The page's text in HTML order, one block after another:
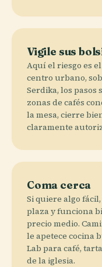
Vigile sus
Aquí el riesgo es
centro urbano,
Serdika, los
zonas de cafés
la mesa, cierre
claramente
Coma cerca
Si quiere algo
plaza y funciona
precio medio.
le apetece cocina
Lab para café,
de la iglesia.